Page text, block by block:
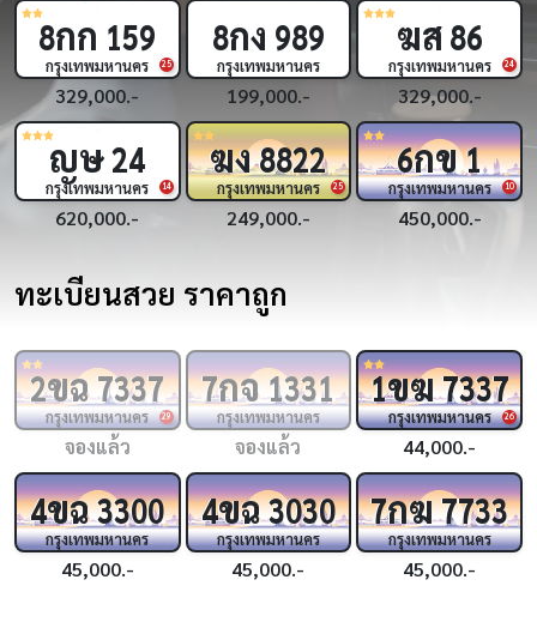
25
8กก 159
กรุงเทพมหานคร
329,000.-
8กง 989
กรุงเทพมหานคร
199,000.-
24
ฆส86
กรุงเทพมหานคร
329,000.-
14
ญษ24
กรุงเทพมหานคร
620,000.-
25
ฆง8822
กรุงเทพมหานคร
249,000.-
10
6กข1
กรุงเทพมหานคร
450,000.-
ทะเบียนสวย ราคาถูก
29
2ขฉ7337
กรุงเทพมหานคร
จองแล้ว
7กจ1331
กรุงเทพมหานคร
จองแล้ว
26
1ขฆ7337
กรุงเทพมหานคร
44,000.-
4ขฉ3300
กรุงเทพมหานคร
45,000.-
4ขฉ3030
กรุงเทพมหานคร
45,000.-
7กฆ7733
กรุงเทพมหานคร
45,000.-